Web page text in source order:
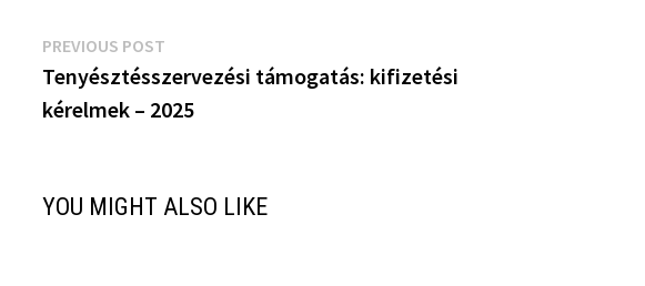
Bejegyzés
navigáció
PREVIOUS POST
post:
Tenyésztésszervezési támogatás: kifizetési
kérelmek – 2025
YOU MIGHT ALSO LIKE